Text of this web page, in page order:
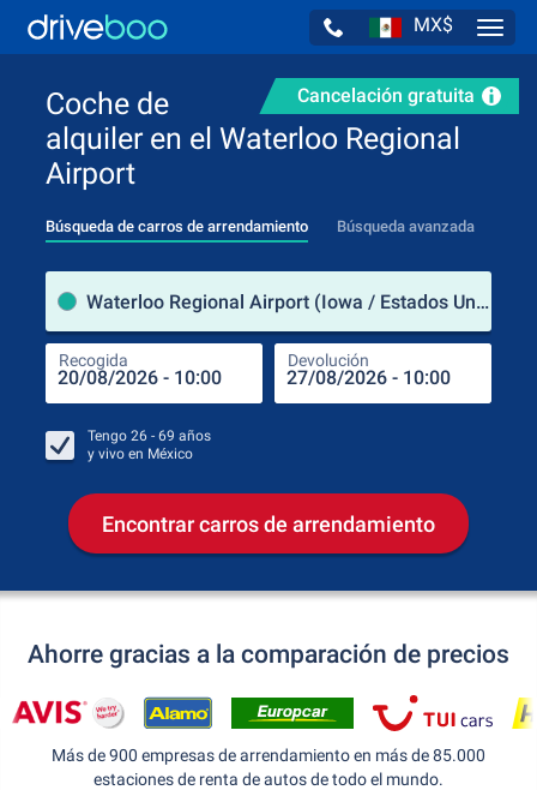
MX$
Cancelación gratuita
Coche de
alquiler en el Waterloo Regional
Airport
Búsqueda de carros de arrendamiento Búsqueda avanzada
Waterloo Regional Airport (Iowa / Estados Unidos de América)
Recogida Devolución
Tengo 26 - 69 años
y vivo en México
Encontrar carros de arrendamiento
Ahorre gracias a la comparación de precios
Más de 900 empresas de arrendamiento en más de 85.000
estaciones de renta de autos de todo el mundo.